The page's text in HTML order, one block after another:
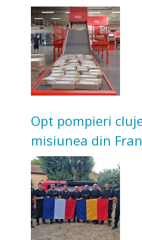
Investiție de 3
Opt pompieri
misiunea din
incendii de